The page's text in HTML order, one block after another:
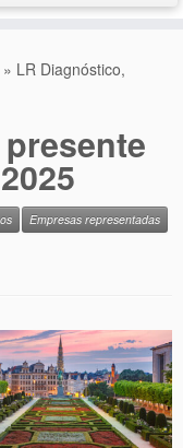
» LR Diagnóstico,
Empresas representadas